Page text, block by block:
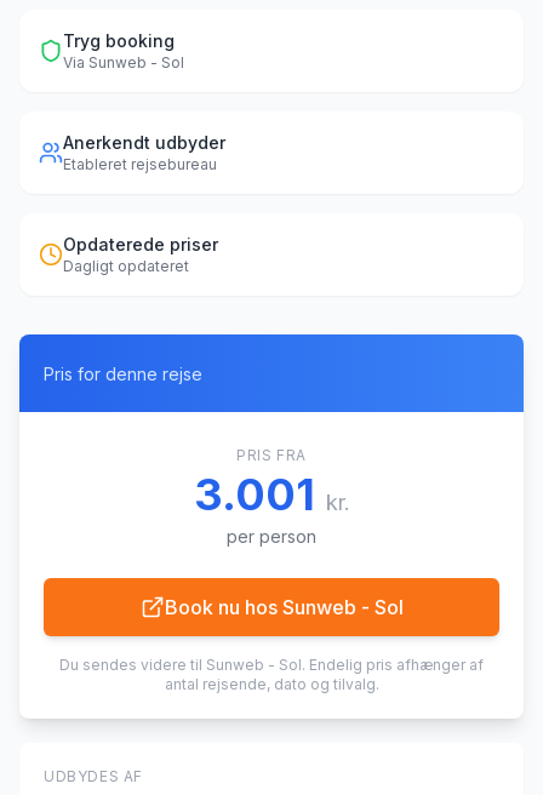
Tryg booking
Via Sunweb - Sol
Anerkendt udbyder
Etableret rejsebureau
Opdaterede priser
Dagligt opdateret
Pris for denne rejse
PRIS FRA
3.001 kr.
per person
Book nu hos Sunweb - Sol
Du sendes videre til Sunweb - Sol. Endelig pris afhænger af
antal rejsende, dato og tilvalg.
UDBYDES AF